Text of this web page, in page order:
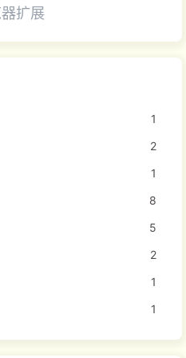
扩展
1
2
1
8
5
2
1
1